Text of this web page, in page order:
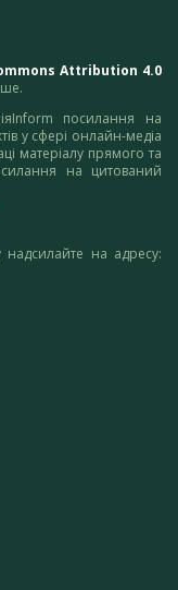
Attribution 4.0
посилання на
у сфері онлайн-медіа
матеріалу прямого та
на цитований
надсилайте на адресу: